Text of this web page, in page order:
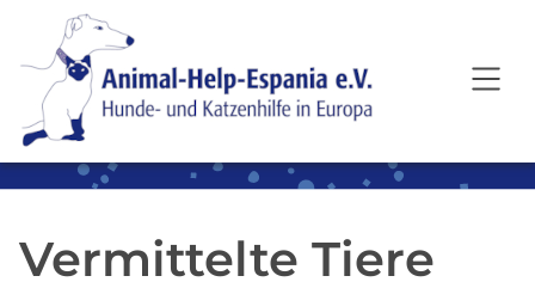
SKIP TO MAIN CONTENT
Vermittelte Tiere